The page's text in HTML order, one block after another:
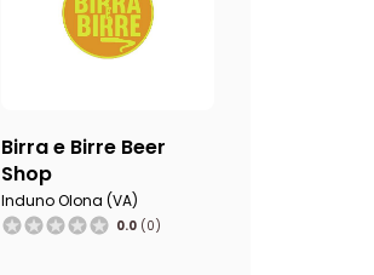
Birra e Birre Beer
Shop
Induno Olona (VA)
0.0(0)